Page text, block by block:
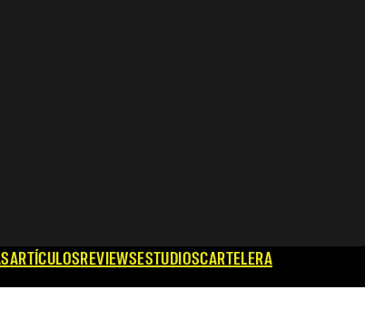
ARTÍCULOSREVIEWSESTUDIOSCARTELERA